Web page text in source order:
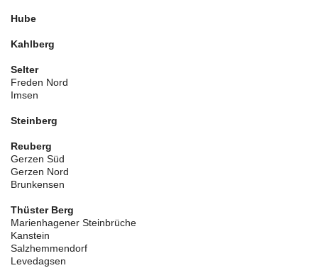
Hube
Kahlberg
Selter
Freden Nord
Imsen
Steinberg
Reuberg
Gerzen Süd
Gerzen Nord
Brunkensen
Thüster Berg
Marienhagener Steinbrüche
Kanstein
Salzhemmendorf
Levedagsen